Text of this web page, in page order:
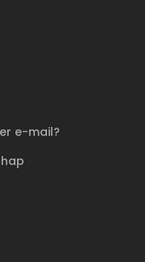
e-mail?